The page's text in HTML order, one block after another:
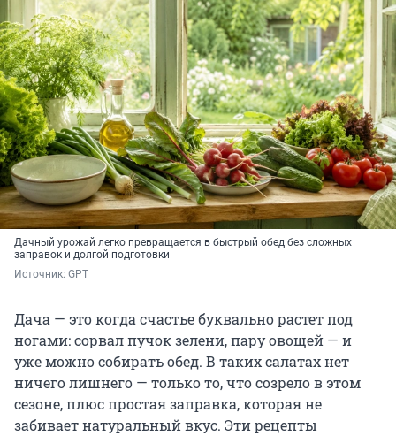
Дачный урожай легко превращается в быстрый обед без сложных
заправок и долгой подготовки
Источник: GPT
Дача — это когда счастье буквально растет под
ногами: сорвал пучок зелени, пару овощей — и
уже можно собирать обед. В таких салатах нет
ничего лишнего — только то, что созрело в этом
сезоне, плюс простая заправка, которая не
забивает натуральный вкус. Эти рецепты